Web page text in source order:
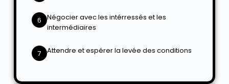
6
Négocier avec les intérressés et les
intermédiaires
7 Attendre et espérer la levée des conditions